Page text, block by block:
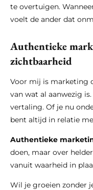
te overtuigen.
voelt de ander dat
Authentieke
zichtbaarheid
Voor mij is marketing
van wat al aanwezig
vertaling. Of je nu
bent altijd in relatie
Authentieke
doen, maar over
vanuit waarheid in
Wil je groeien zonder